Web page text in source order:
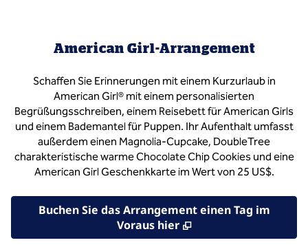
American Girl-Arrangement
Schaffen Sie Erinnerungen mit einem Kurzurlaub in
American Girl® mit einem personalisierten
Begrüßungsschreiben, einem Reisebett für American Girls
und einem Bademantel für Puppen. Ihr Aufenthalt umfasst
außerdem einen Magnolia-Cupcake, DoubleTree
charakteristische warme Chocolate Chip Cookies und eine
American Girl Geschenkkarte im Wert von 25 US$.
Buchen Sie das Arrangement einen Tag im
Voraus hier
,